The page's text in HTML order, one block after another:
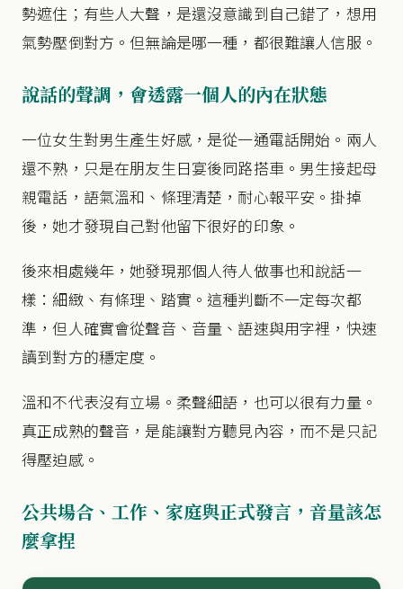
勢遮住；有些人大聲，是還沒意識到自己錯了，想用
氣勢壓倒對方。但無論是哪一種，都很難讓人信服。
說話的聲調，會透露一個人的內在狀態
一位女生對男生產生好感，是從一通電話開始。兩人
還不熟，只是在朋友生日宴後同路搭車。男生接起母
親電話，語氣溫和、條理清楚，耐心報平安。掛掉
後，她才發現自己對他留下很好的印象。
後來相處幾年，她發現那個人待人做事也和說話一
樣：細緻、有條理、踏實。這種判斷不一定每次都
準，但人確實會從聲音、音量、語速與用字裡，快速
讀到對方的穩定度。
溫和不代表沒有立場。柔聲細語，也可以很有力量。
真正成熟的聲音，是能讓對方聽見內容，而不是只記
得壓迫感。
公共場合、工作、家庭與正式發言，音量該怎
麼拿捏